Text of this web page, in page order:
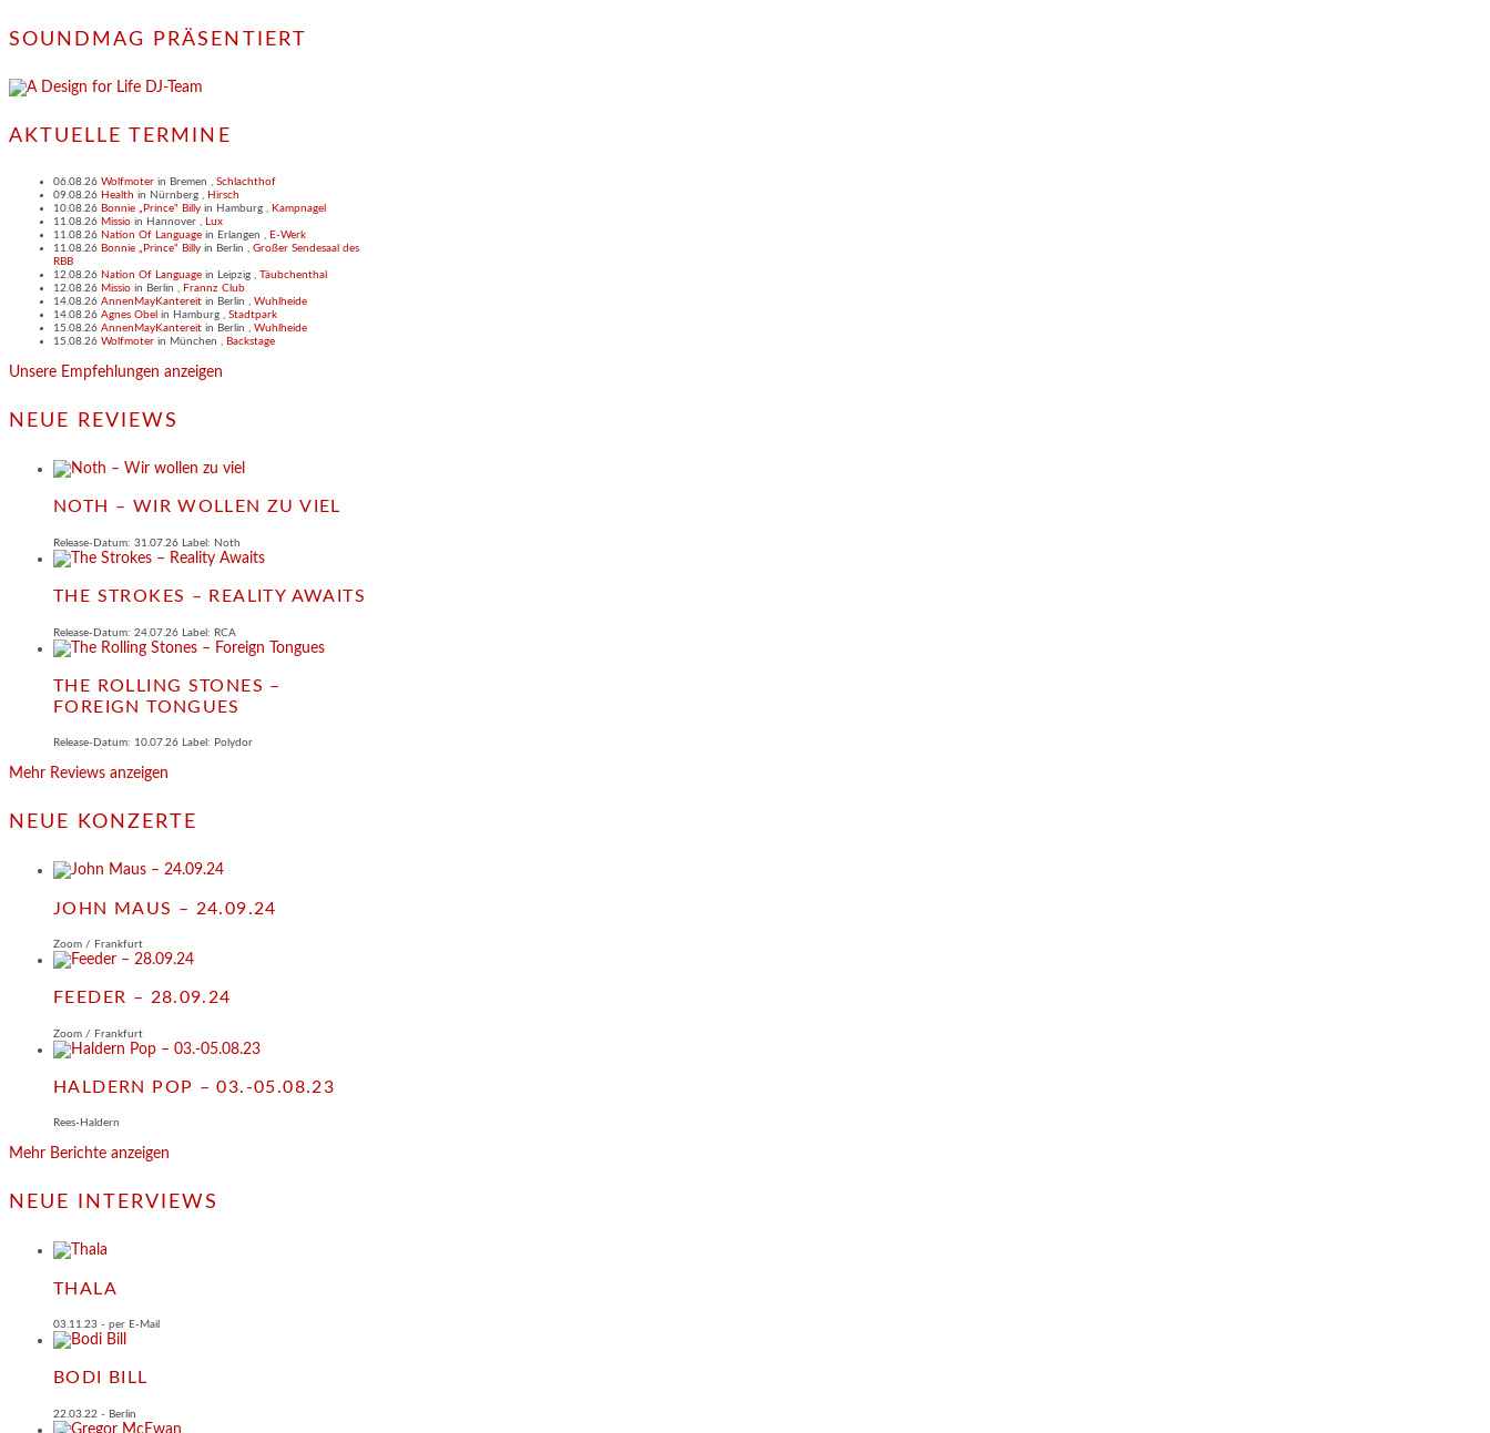
SOUNDMAG PRÄSENTIERT
AKTUELLE TERMINE
06.08.26 Wolfmoter in Bremen , Schlachthof
09.08.26 Health in Nürnberg , Hirsch
10.08.26 Bonnie „Prince“ Billy in Hamburg , Kampnagel
11.08.26 Missio in Hannover , Lux
11.08.26 Nation Of Language in Erlangen , E-Werk
11.08.26 Bonnie „Prince“ Billy in Berlin , Großer Sendesaal des
RBB
12.08.26 Nation Of Language in Leipzig , Täubchenthal
12.08.26 Missio in Berlin , Frannz Club
14.08.26 AnnenMayKantereit in Berlin , Wuhlheide
14.08.26 Agnes Obel in Hamburg , Stadtpark
15.08.26 AnnenMayKantereit in Berlin , Wuhlheide
15.08.26 Wolfmoter in München , Backstage
Unsere Empfehlungen anzeigen
NEUE REVIEWS
NOTH – WIR WOLLEN ZU VIEL
Release-Datum: 31.07.26 Label: Noth
THE STROKES – REALITY AWAITS
Release-Datum: 24.07.26 Label: RCA
THE ROLLING STONES –
FOREIGN TONGUES
Release-Datum: 10.07.26 Label: Polydor
Mehr Reviews anzeigen
NEUE KONZERTE
JOHN MAUS – 24.09.24
Zoom / Frankfurt
FEEDER – 28.09.24
Zoom / Frankfurt
HALDERN POP – 03.-05.08.23
Rees-Haldern
Mehr Berichte anzeigen
NEUE INTERVIEWS
THALA
03.11.23 - per E-Mail
BODI BILL
22.03.22 - Berlin